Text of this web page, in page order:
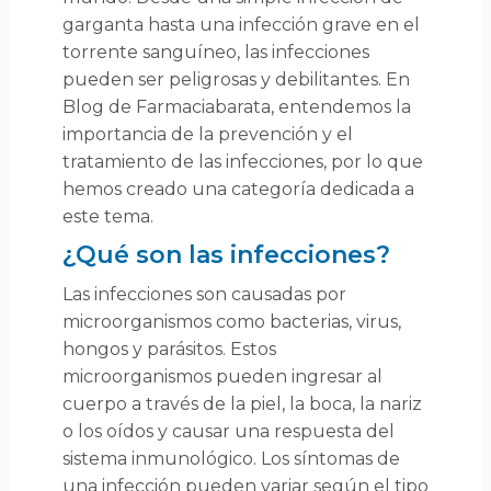
interior limpia y cómoda. También es importante
beber suficiente líquido para mantener la vejiga activa.
Además, es importante orinar después de tener
relaciones sexuales para ayudar a eliminar las bacterias
de la vejiga. También puedes tomar un baño con agua
tibia para ayudar a prevenir las infecciones. ¿Cuánto
tiempo duran los síntomas de una infección? Los
síntomas de una infección de orina generalmente
desaparecen en un periodo de 1 a 2 semanas. Sin
embargo, si los síntomas no mejoran o empeoran, es
recibir un tratamiento adecuado. ¿Cómo puedes
quitarte la infección de orina de forma rápida? Aunque
siempre es recomendable consultar con un
profesional de la salud si tienes síntomas de una
infección de orina, hay algunas formas de aliviar los
síntomas sin necesidad de receta médica. El primer
paso es beber mucho líquido para ayudar a diluir la
orina y reducir el dolor al orinar. También puedes
tomar un baño caliente para aliviar el dolor abdominal
y la tensión. Pastillas para infección de orina sin receta
Hay una variedad de productos de venta libre
garganta hasta una infección grave en el
torrente sanguíneo, las infecciones
pueden ser peligrosas y debilitantes. En
Blog de Farmaciabarata, entendemos la
importancia de la prevención y el
tratamiento de las infecciones, por lo que
hemos creado una categoría dedicada a
este tema.
¿Qué son las infecciones?
Las infecciones son causadas por
microorganismos como bacterias, virus,
hongos y parásitos. Estos
microorganismos pueden ingresar al
cuerpo a través de la piel, la boca, la nariz
o los oídos y causar una respuesta del
sistema inmunológico. Los síntomas de
una infección pueden variar según el tipo